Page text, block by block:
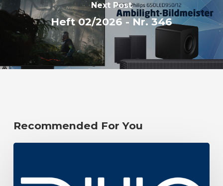
Next Post
Heft 02/2026 - Nr. 346
Recommended For You